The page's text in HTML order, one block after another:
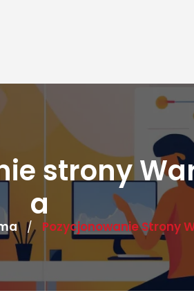
strony
a
/ Pozycjonowanie Strony